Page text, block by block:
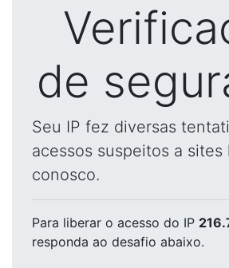
de
Seu IP fez diversas
acessos suspeitos a sites
conosco.
Para liberar o acesso do IP
responda ao desafio abaixo.